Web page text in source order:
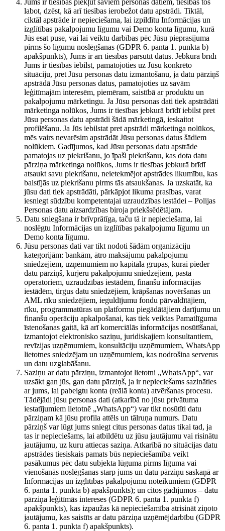
Jums ir tiesības piekļūt saviem personas datiem, tiesības tos
labot, dzēst, kā arī tiesības ierobežot datu apstrādi. Tiktāl,
ciktāl apstrāde ir nepieciešama, lai izpildītu Informācijas un
izglītības pakalpojumu līgumu vai Demo konta līgumu, kurā
Jūs esat puse, vai lai veiktu darbības pēc Jūsu pieprasījuma
pirms šo līgumu noslēgšanas (GDPR 6. panta 1. punkta b)
apakšpunkts), Jums ir arī tiesības pārsūtīt datus. Jebkurā brīdī
Jums ir tiesības iebilst, pamatojoties uz Jūsu konkrēto
situāciju, pret Jūsu personas datu izmantošanu, ja datu pārziņš
apstrādā Jūsu personas datus, pamatojoties uz savām
leģitīmajām interesēm, piemēram, saistībā ar produktu un
pakalpojumu mārketingu. Ja Jūsu personas dati tiek apstrādāti
mārketinga nolūkos, Jums ir tiesības jebkurā brīdī iebilst pret
Jūsu personas datu apstrādi šādā mārketingā, ieskaitot
profilēšanu. Ja Jūs iebilstat pret apstrādi mārketinga nolūkos,
mēs vairs nevarēsim apstrādāt Jūsu personas datus šādiem
nolūkiem. Gadījumos, kad Jūsu personas datu apstrāde
pamatojas uz piekrišanu, jo īpaši piekrišanu, kas dota datu
pārziņa mārketinga nolūkos, Jums ir tiesības jebkurā brīdī
atsaukt savu piekrišanu, neietekmējot apstrādes likumību, kas
balstījās uz piekrišanu pirms tās atsaukšanas. Ja uzskatāt, ka
jūsu dati tiek apstrādāti, pārkāpjot likuma prasības, varat
iesniegt sūdzību kompetentajai uzraudzības iestādei – Polijas
Personas datu aizsardzības biroja priekšsēdētājam.
Datu sniegšana ir brīvprātīga, taču tā ir nepieciešama, lai
noslēgtu Informācijas un izglītības pakalpojumu līgumu un
Demo konta līgumu.
Jūsu personas dati var tikt nodoti šādām organizāciju
kategorijām: bankām, ātro maksājumu pakalpojumu
sniedzējiem, uzņēmumiem no kapitāla grupas, kurai pieder
datu pārziņš, kurjeru pakalpojumu sniedzējiem, pasta
operatoriem, uzraudzības iestādēm, finanšu informācijas
iestādēm, tirgus datu sniedzējiem, krāpšanas novēršanas un
AML rīku sniedzējiem, ieguldījumu fondu pārvaldītājiem,
rīku, programmatūras un platformu piegādātājiem darījumu un
finanšu operāciju apkalpošanai, kas tiek veiktas Pamatlīguma
īstenošanas gaitā, kā arī komerciālās informācijas nosūtīšanai,
izmantojot elektronisko saziņu, juridiskajiem konsultantiem,
revīzijas uzņēmumiem, konsultāciju uzņēmumiem, WhatsApp
lietotnes sniedzējam un uzņēmumiem, kas nodrošina serverus
un datu uzglabāšanu.
Saziņu ar datu pārziņu, izmantojot lietotni „WhatsApp“, var
uzsākt gan jūs, gan datu pārziņš, ja ir nepieciešams sazināties
ar jums, lai pabeigtu konta (reālā konta) atvēršanas procesu.
Tādējādi jūsu personas dati (atkarībā no jūsu privātuma
iestatījumiem lietotnē „WhatsApp“) var tikt nosūtīti datu
pārziņam kā jūsu profila attēls un tālruņa numurs. Datu
pārziņš var lūgt jums sniegt citus personas datus tikai tad, ja
tas ir nepieciešams, lai atbildētu uz jūsu jautājumu vai risinātu
jautājumu, uz kuru attiecas saziņa. Atkarībā no situācijas datu
apstrādes tiesiskais pamats būs nepieciešamība veikt
pasākumus pēc datu subjekta lūguma pirms līguma vai
vienošanās noslēgšanas starp jums un datu pārziņu saskaņā ar
Informācijas un izglītības pakalpojumu noteikumiem (GDPR
6. panta 1. punkta b) apakšpunkts); un citos gadījumos – datu
pārziņa leģitīmās intereses (GDPR 6. panta 1. punkta f)
apakšpunkts), kas izpaužas kā nepieciešamība atrisināt ziņoto
jautājumu, kas saistīts ar datu pārziņa uzņēmējdarbību (GDPR
6. panta 1. punkta f) apakšpunkts).